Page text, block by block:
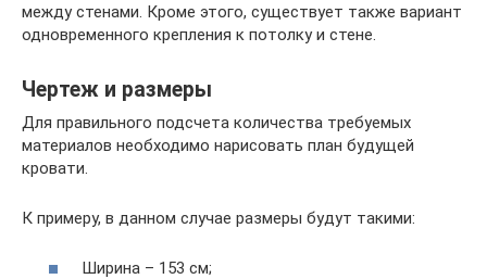
между стенами. Кроме этого, существует также вариант
одновременного крепления к потолку и стене.
Чертеж и размеры
Для правильного подсчета количества требуемых
материалов необходимо нарисовать план будущей
кровати.
К примеру, в данном случае размеры будут такими:
Ширина – 153 см;